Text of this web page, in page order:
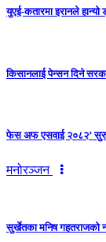
युएई-कतारमा इरानले हान्यो
किसानलाई पेन्सन दिने
फेस अफ एसवाई २०८२’ सुरु:
मनोरञ्जन
सुर्खेतका मनिष गहतराजको